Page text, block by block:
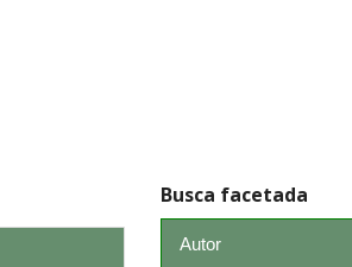
Busca facetada
Autor